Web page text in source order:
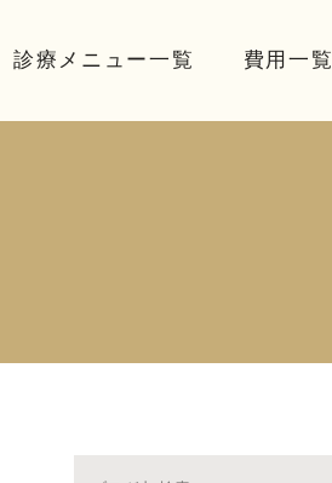
診療メニュー一覧 費用一覧